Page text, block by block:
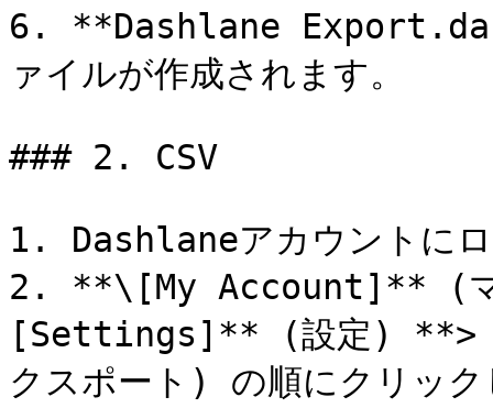
6. **Dashlane
ァイルが作成されます。
### 2. CSV
1. Dashlaneアカウントに
2. **\[My Account]** (マ
[Settings]** (設定) **>
クスポート) の順にクリック